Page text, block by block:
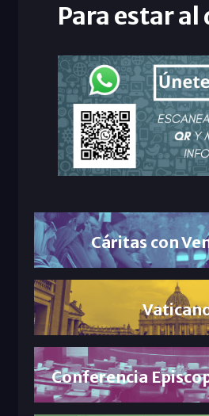
Para estar al
Cáritas con
Conferencia